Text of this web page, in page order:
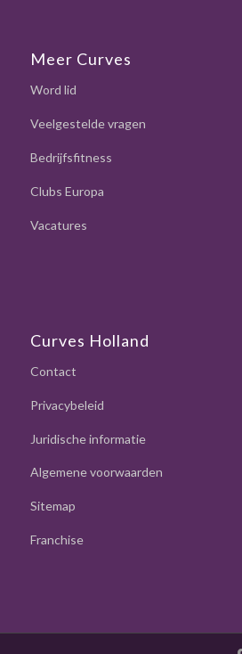
Meer Curves
Word lid
Veelgestelde vragen
Bedrijfsfitness
Clubs Europa
Vacatures
Curves Holland
Contact
Privacybeleid
Juridische informatie
Algemene voorwaarden
Sitemap
Franchise